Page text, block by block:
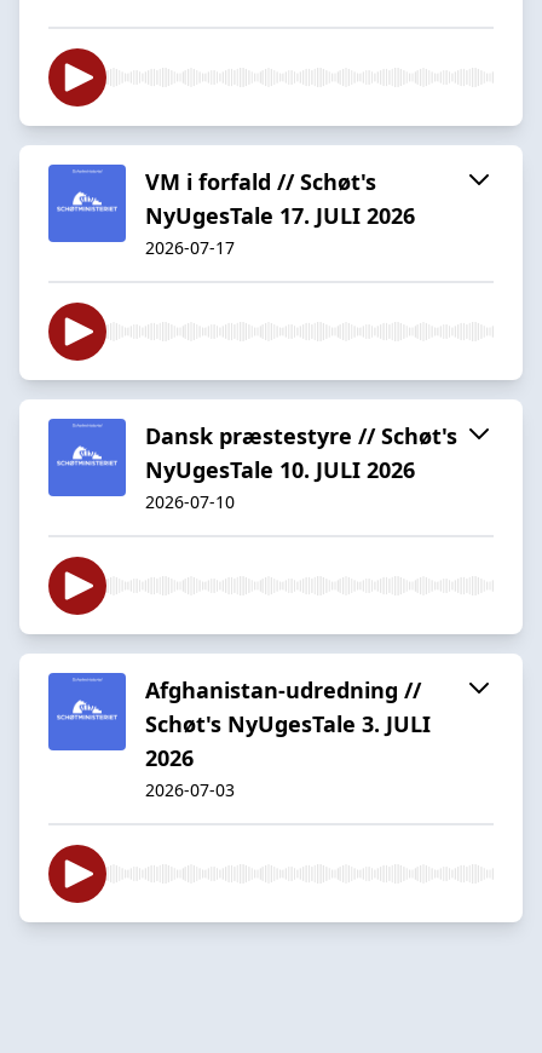
VM i forfald // Schøt's
NyUgesTale 17. JULI 2026
2026-07-17
Dansk præstestyre // Schøt's
NyUgesTale 10. JULI 2026
2026-07-10
Afghanistan-udredning //
Schøt's NyUgesTale 3. JULI
2026
2026-07-03